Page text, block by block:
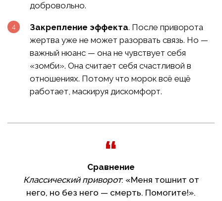
добровольно.
Закрепление эффекта. После приворота
жертва уже не может разорвать связь. Но —
важный нюанс — она не чувствует себя
«зомби». Она считает себя счастливой в
отношениях. Потому что морок всё ещё
работает, маскируя дискомфорт.
Сравнение
Классический приворот: «Меня тошнит от
него, но без него — смерть. Помогите!».